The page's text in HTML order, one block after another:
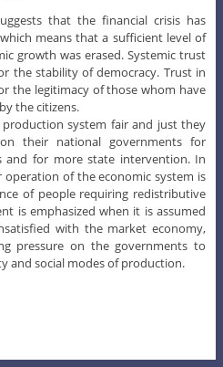
that the financial crisis has
means that a sufficient level of
growth was erased. Systemic trust
the stability of democracy. Trust in
the legitimacy of those whom have
the citizens.
system fair and just they
their national governments for
and for more state intervention. In
operation of the economic system is
of people requiring redistributive
is emphasized when it is assumed
with the market economy,
pressure on the governments to
and social modes of production.